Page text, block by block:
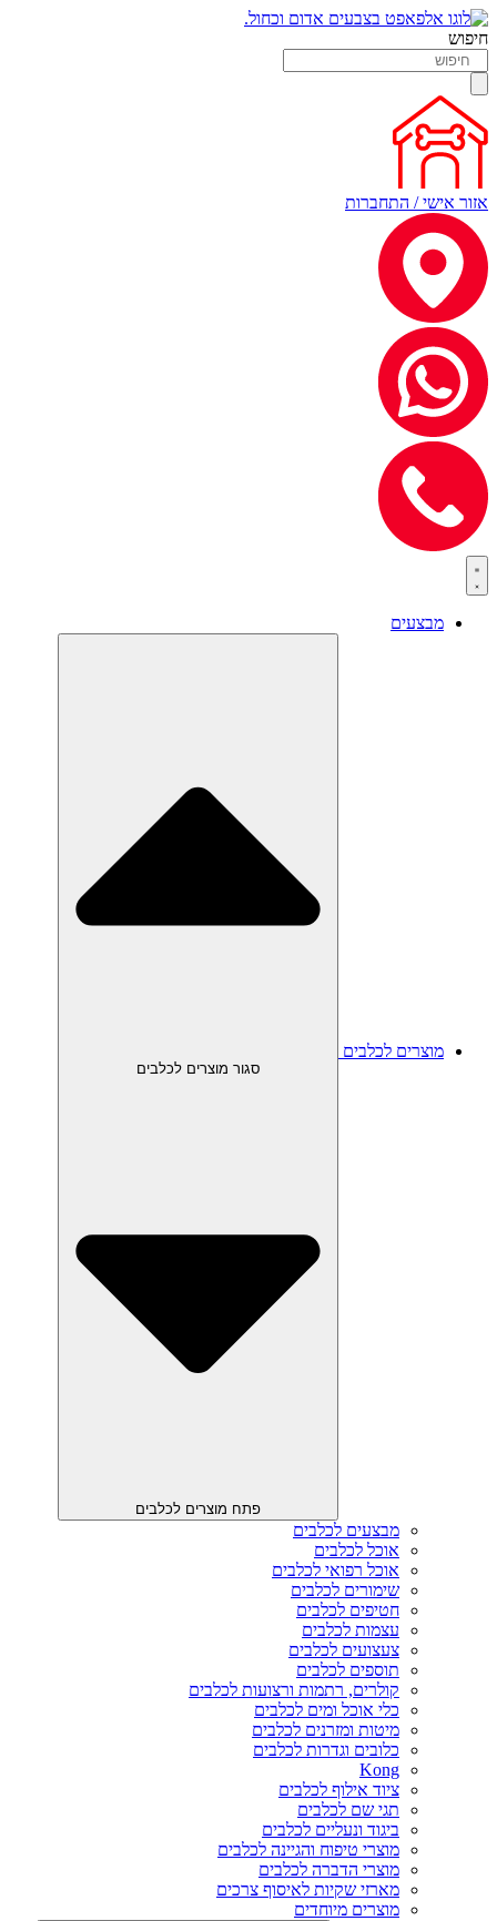
חיפוש
אזור אישי / התחברות
מבצעים
מוצרים לכלבים
סגור מוצרים לכלבים
פתח מוצרים לכלבים
מבצעים לכלבים
אוכל לכלבים
אוכל רפואי לכלבים
שימורים לכלבים
חטיפים לכלבים
עצמות לכלבים
צעצועים לכלבים
תוספים לכלבים
קולרים, רתמות ורצועות לכלבים
כלי אוכל ומים לכלבים
מיטות ומזרנים לכלבים
כלובים וגדרות לכלבים
Kong
ציוד אילוף לכלבים
תגי שם לכלבים
ביגוד ונעליים לכלבים
מוצרי טיפוח והגיינה לכלבים
מוצרי הדברה לכלבים
מארזי שקיות לאיסוף צרכים
מוצרים מיוחדים